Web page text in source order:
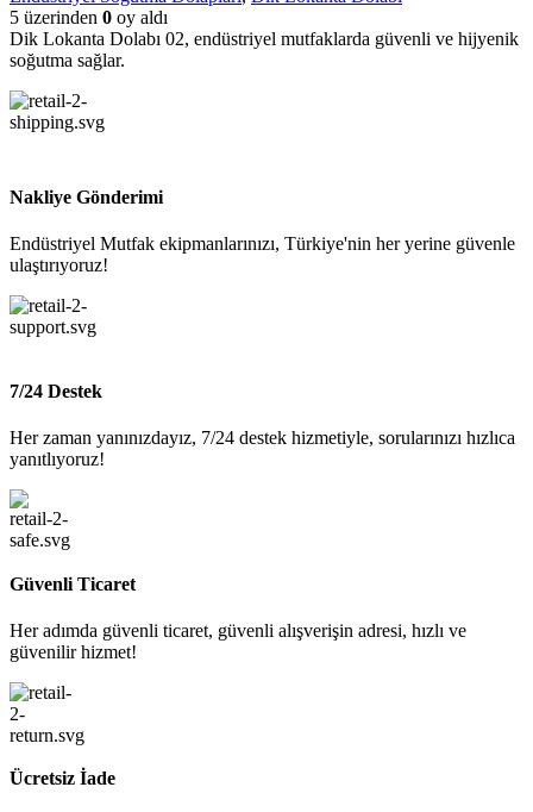
5 üzerinden 0 oy aldı
Dik Lokanta Dolabı 02, endüstriyel mutfaklarda güvenli ve hijyenik
soğutma sağlar.
Nakliye Gönderimi
Endüstriyel Mutfak ekipmanlarınızı, Türkiye'nin her yerine güvenle
ulaştırıyoruz!
7/24 Destek
Her zaman yanınızdayız, 7/24 destek hizmetiyle, sorularınızı hızlıca
yanıtlıyoruz!
Güvenli Ticaret
Her adımda güvenli ticaret, güvenli alışverişin adresi, hızlı ve
güvenilir hizmet!
Ücretsiz İade